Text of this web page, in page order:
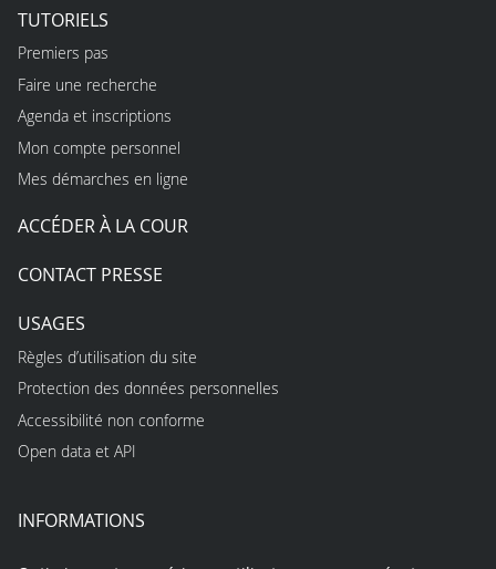
TUTORIELS
Premiers pas
Faire une recherche
Agenda et inscriptions
Mon compte personnel
Mes démarches en ligne
ACCÉDER À LA COUR
CONTACT PRESSE
USAGES
Règles d’utilisation du site
Protection des données personnelles
Accessibilité non conforme
Open data et API
INFORMATIONS